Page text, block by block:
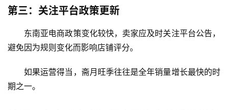
第三：关注平台政策更新
东南亚电商政策变化较快，卖家应及时关注平台公告，
避免因为规则变化而影响店铺评分。
如果运营得当，斋月旺季往往是全年销量增长最快的时
期之一。